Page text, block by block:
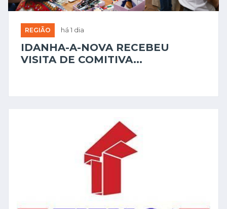
REGIÃO há 1 dia
IDANHA-A-NOVA RECEBEU
VISITA DE COMITIVA...